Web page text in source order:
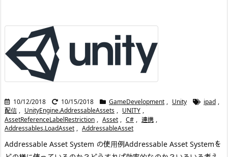
10/12/2018 10/15/2018 GameDevelopment , Unity ipad ,
配信 , UnityEngine.AddressableAssets , UNITY ,
AssetReferenceLabelRestriction , Asset , C# , 連携 ,
Addressables.LoadAsset , AddressableAsset
Addressable Asset System の使用例Addressable Asset Systemを